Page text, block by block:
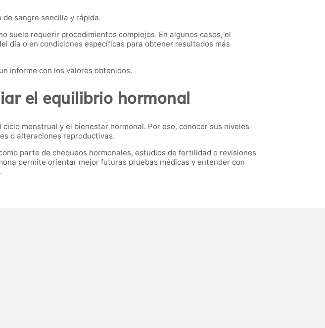
sangre sencilla y rápida.
suele requerir procedimientos complejos. En algunos casos, el
día o en condiciones específicas para obtener resultados más
informe con los valores obtenidos.
el equilibrio hormonal
menstrual y el bienestar hormonal. Por eso, conocer sus niveles
o alteraciones reproductivas.
parte de chequeos hormonales, estudios de fertilidad o revisiones
permite orientar mejor futuras pruebas médicas y entender con